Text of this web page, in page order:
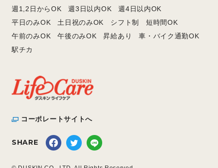
週1,2日からOK
週3日以内OK
週4日以内OK
平日のみOK
土日祝のみOK シフト制
短時間OK
午前のみOK
午後のみOK 昇給あり
車・バイク通勤OK
駅チカ
コーポレートサイトへ
SHARE